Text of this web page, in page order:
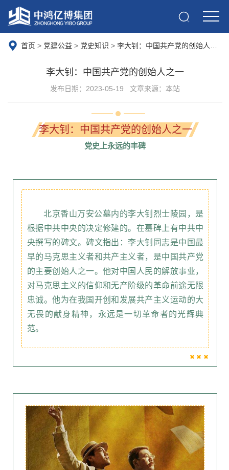
首页 > 党建公益 > 党史知识 > 李大钊：中国共产党的创始人之一
李大钊：中国共产党的创始人之一
发布日期：2023-05-19 文章来源：本站
李大钊：中国共产党的创始人之一
党史上永远的丰碑
北京香山万安公墓内的李大钊烈士陵园，是
根据中共中央的决定修建的。在墓碑上有中共中
央撰写的碑文。碑文指出：李大钊同志是中国最
早的马克思主义者和共产主义者，是中国共产党
的主要创始人之一。他对中国人民的解放事业，
对马克思主义的信仰和无产阶级的革命前途无限
忠诚。他为在我国开创和发展共产主义运动的大
无畏的献身精神，永远是一切革命者的光辉典
范。